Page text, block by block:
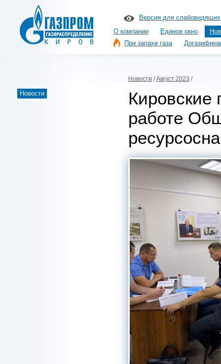
Версия для слабовидящих
О компании
Единое окно
При запахе газа
Новости
Новости /Август 2023 /
Кировские
работе